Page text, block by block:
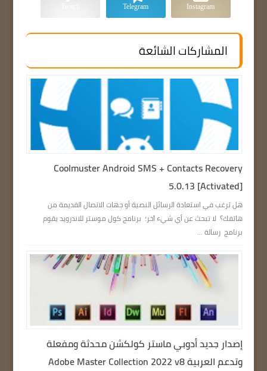
Instagram
Telegram
المشاركات الشائعة
Coolmuster Android SMS + Contacts Recovery
5.0.13 [Activated]
هل ترغب في استعادة الرسائل النصية أو جهات الاتصال القديمة من
هاتفك؟ لا تبحث عن أي شيء آخر؛ برنامج كول موستر للاندرويد يقوم
برنامج رسالة ...
إصدار جديد أدوبي ماستر كولكشن محدثة ومفعلة
وتدعم العربية Adobe Master Collection 2022 v8